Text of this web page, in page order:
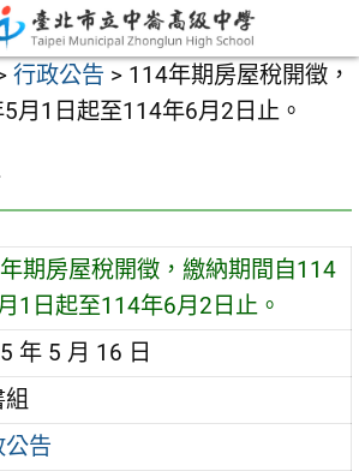
行政公告 > 114年期房屋稅開徵，
月1日起至114年6月2日止。
期房屋稅開徵，繳納期間自114
1日起至114年6月2日止。
年 5 月 16 日
公告